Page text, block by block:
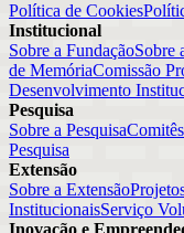
Política de Cookies
Institucional
Sobre a FundaçãoSobre
de MemóriaComissão
Desenvolvimento
Pesquisa
Sobre a Pesquisa
Pesquisa
Extensão
Sobre a Extensão
InstitucionaisServiço